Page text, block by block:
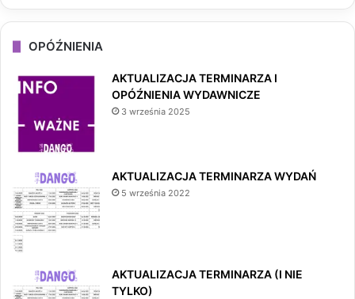
OPÓŹNIENIA
AKTUALIZACJA TERMINARZA I
OPÓŹNIENIA WYDAWNICZE
3 września 2025
AKTUALIZACJA TERMINARZA WYDAŃ
5 września 2022
AKTUALIZACJA TERMINARZA (I NIE
TYLKO)